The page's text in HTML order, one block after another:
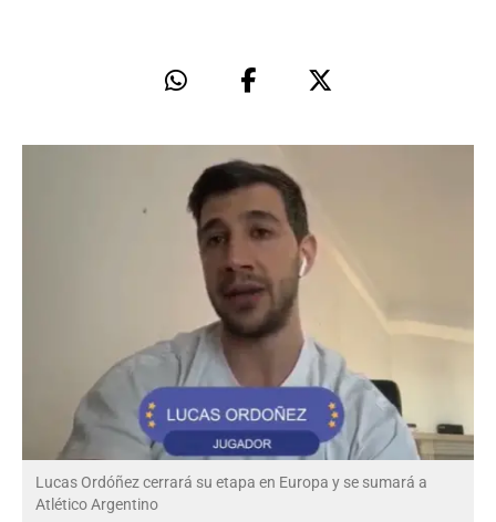
Lucas Ordóñez cerrará su etapa en Europa y se sumará a
Atlético Argentino